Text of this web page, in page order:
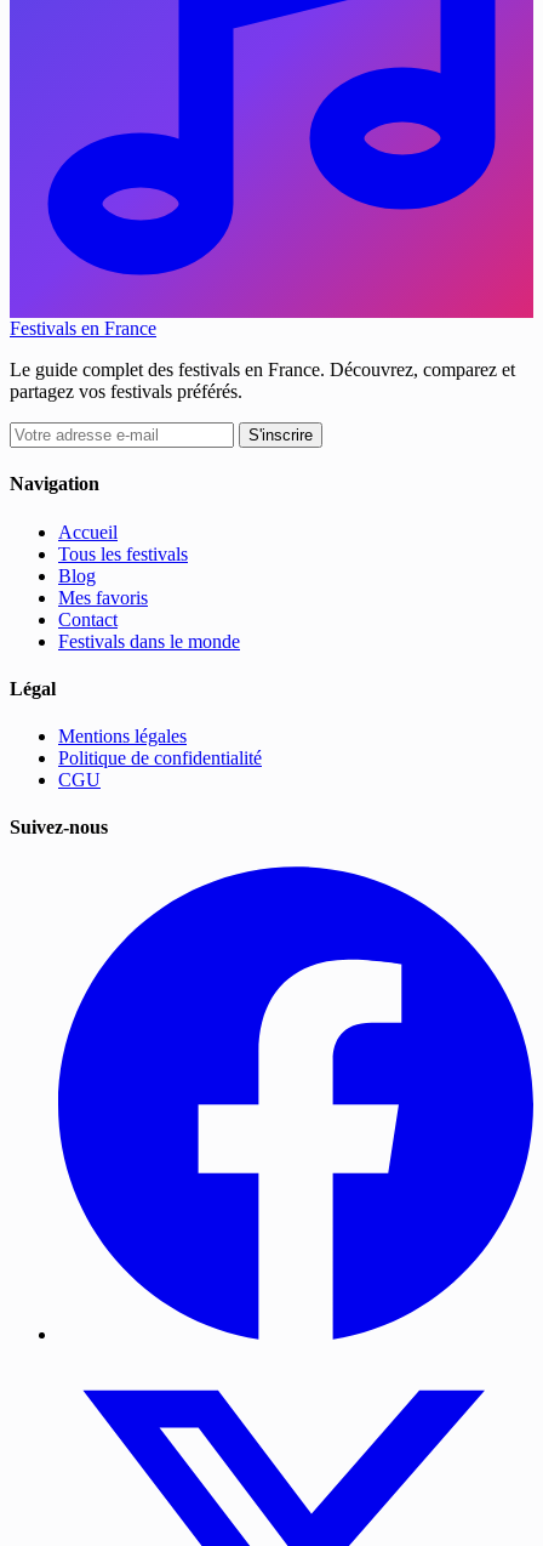
Festivals en France
Le guide complet des festivals en France. Découvrez, comparez et
partagez vos festivals préférés.
S'inscrire
Navigation
Accueil
Tous les festivals
Blog
Mes favoris
Contact
Festivals dans le monde
Légal
Mentions légales
Politique de confidentialité
CGU
Suivez-nous